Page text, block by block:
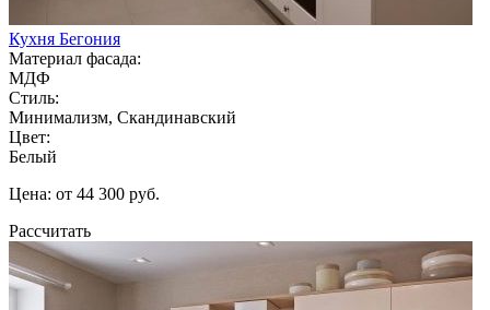
Кухня Бегония
Материал фасада:
МДФ
Стиль:
Минимализм, Скандинавский
Цвет:
Белый
Цена: от 44 300 руб.
Рассчитать